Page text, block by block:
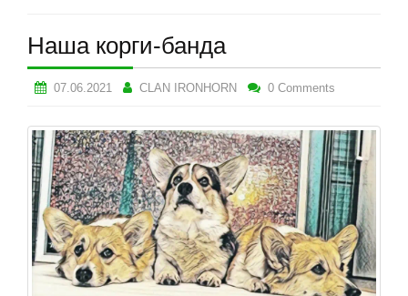
Наша корги-банда
07.06.2021 CLAN IRONHORN 0 Comments